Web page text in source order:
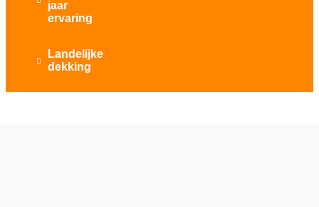
jaar
ervaring

Landelijke
dekking